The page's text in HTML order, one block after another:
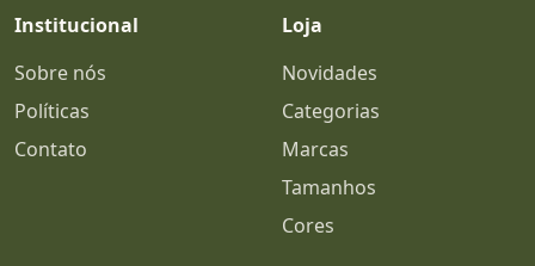
Institucional
Sobre nós
Políticas
Contato
Loja
Novidades
Categorias
Marcas
Tamanhos
Cores